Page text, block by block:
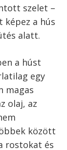
combot,
hogy mit
hús
akkor
az eredeti